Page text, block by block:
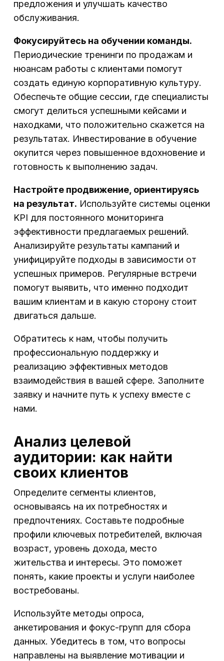
предложения и улучшать качество
обслуживания.
Фокусируйтесь на обучении команды.
Периодические тренинги по продажам и
нюансам работы с клиентами помогут
создать единую корпоративную культуру.
Обеспечьте общие сессии, где специалисты
смогут делиться успешными кейсами и
находками, что положительно скажется на
результатах. Инвестирование в обучение
окупится через повышенное вдохновение и
готовность к выполнению задач.
Настройте продвижение, ориентируясь
на результат. Используйте системы оценки
KPI для постоянного мониторинга
эффективности предлагаемых решений.
Анализируйте результаты кампаний и
унифицируйте подходы в зависимости от
успешных примеров. Регулярные встречи
помогут выявить, что именно подходит
вашим клиентам и в какую сторону стоит
двигаться дальше.
Обратитесь к нам, чтобы получить
профессиональную поддержку и
реализацию эффективных методов
взаимодействия в вашей сфере. Заполните
заявку и начните путь к успеху вместе с
нами.
Анализ целевой
аудитории: как найти
своих клиентов
Определите сегменты клиентов,
основываясь на их потребностях и
предпочтениях. Составьте подробные
профили ключевых потребителей, включая
возраст, уровень дохода, место
жительства и интересы. Это поможет
понять, какие проекты и услуги наиболее
востребованы.
Используйте методы опроса,
анкетирования и фокус-групп для сбора
данных. Убедитесь в том, что вопросы
направлены на выявление мотивации и